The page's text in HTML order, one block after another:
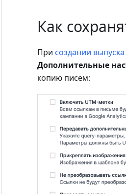
Как
При создании
Дополнительные
копию писем: